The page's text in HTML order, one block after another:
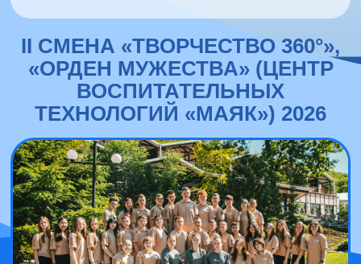
II СМЕНА «ТВОРЧЕСТВО 360°»,
«ОРДЕН МУЖЕСТВА» (ЦЕНТР
ВОСПИТАТЕЛЬНЫХ
ТЕХНОЛОГИЙ «МАЯК») 2026